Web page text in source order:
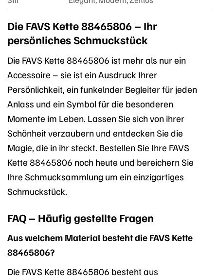
Die FAVS Kette 88465806 – Ihr
persönliches Schmuckstück
Die FAVS Kette 88465806 ist mehr als nur ein
Accessoire – sie ist ein Ausdruck Ihrer
Persönlichkeit, ein funkelnder Begleiter für jeden
Anlass und ein Symbol für die besonderen
Momente im Leben. Lassen Sie sich von ihrer
Schönheit verzaubern und entdecken Sie die
Magie, die in ihr steckt. Bestellen Sie Ihre FAVS
Kette 88465806 noch heute und bereichern Sie
Ihre Schmucksammlung um ein einzigartiges
Schmuckstück.
FAQ – Häufig gestellte Fragen
Aus welchem Material besteht die FAVS Kette
88465806?
Die FAVS Kette 88465806 besteht aus